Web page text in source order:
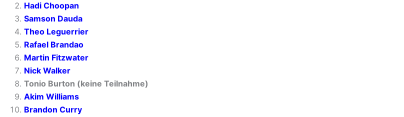
Hadi Choopan
Samson Dauda
Theo Leguerrier
Rafael Brandao
Martin Fitzwater
Nick Walker
Tonio Burton (keine Teilnahme)
Akim Williams
Brandon Curry